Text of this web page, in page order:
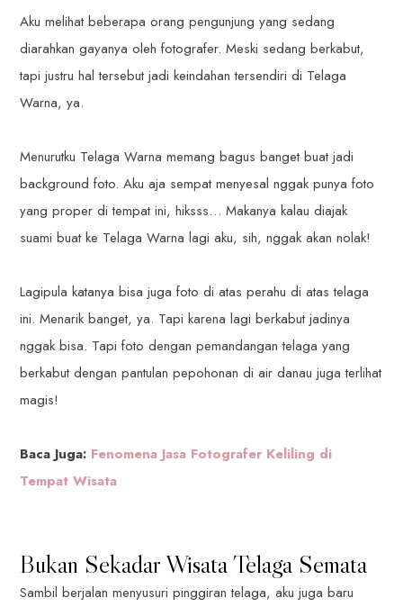
Aku melihat beberapa orang pengunjung yang sedang
diarahkan gayanya oleh fotografer. Meski sedang berkabut,
tapi justru hal tersebut jadi keindahan tersendiri di Telaga
Warna, ya.
Menurutku Telaga Warna memang bagus banget buat jadi
background foto. Aku aja sempat menyesal nggak punya foto
yang proper di tempat ini, hiksss… Makanya kalau diajak
suami buat ke Telaga Warna lagi aku, sih, nggak akan nolak!
Lagipula katanya bisa juga foto di atas perahu di atas telaga
ini. Menarik banget, ya. Tapi karena lagi berkabut jadinya
nggak bisa. Tapi foto dengan pemandangan telaga yang
berkabut dengan pantulan pepohonan di air danau juga terlihat
magis!
Baca Juga: Fenomena Jasa Fotografer Keliling di
Tempat Wisata
Bukan Sekadar Wisata Telaga Semata
Sambil berjalan menyusuri pinggiran telaga, aku juga baru